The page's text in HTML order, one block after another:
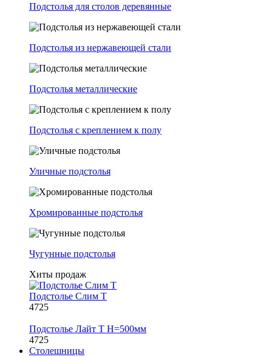
Подстолья для столов деревянные
Подстолья из нержавеющей стали
Подстолья металлические
Подстолья с креплением к полу
Уличные подстолья
Хромированные подстолья
Чугунные подстолья
Хиты продаж
Подстолье Слим Т
4725
Подстолье Лайт Т H=500мм
4725
Столешницы